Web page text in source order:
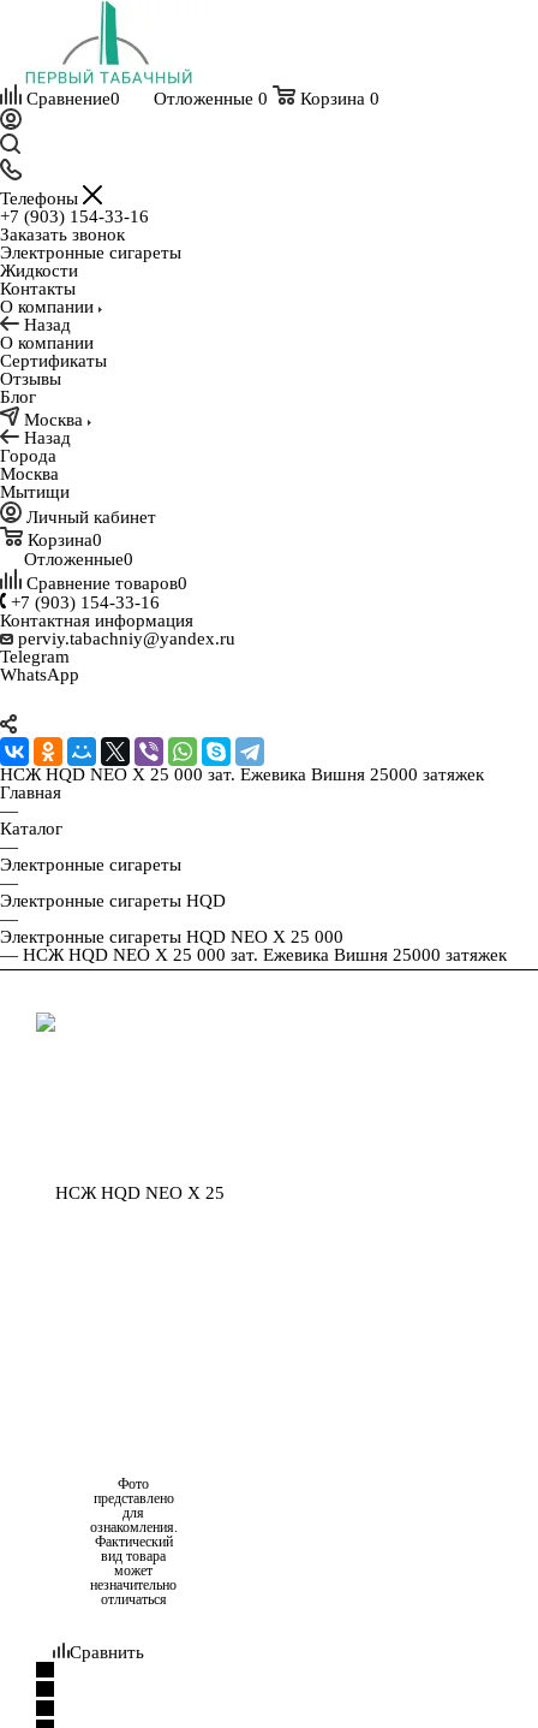
Сравнение0 Отложенные 0 Корзина 0
Телефоны
+7 (903) 154-33-16
Заказать звонок
Электронные сигареты
Жидкости
Контакты
О компании
Назад
О компании
Сертификаты
Отзывы
Блог
Москва
Назад
Города
Москва
Мытищи
Личный кабинет
Корзина0
Отложенные0
Сравнение товаров0
+7 (903) 154-33-16
Контактная информация
perviy.tabachniy@yandex.ru
Telegram
WhatsApp
НСЖ HQD NEO X 25 000 зат. Ежевика Вишня 25000 затяжек
Главная
—
Каталог
—
Электронные сигареты
—
Электронные сигареты HQD
—
Электронные сигареты HQD NEO X 25 000
— НСЖ HQD NEO X 25 000 зат. Ежевика Вишня 25000 затяжек
Фото
представлено
для
ознакомления.
Фактический
вид товара
может
незначительно
отличаться
Сравнить